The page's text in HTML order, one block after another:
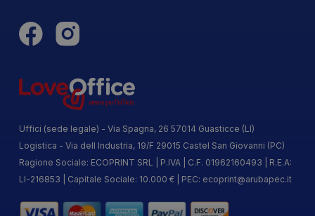
Uffici (sede legale) - Via Spagna, 26 57014 Guasticce (LI)
Logistica - Via dell Industria, 19/F 29015 Castel San Giovanni (PC)
Ragione Sociale: ECOPRINT SRL | P.IVA | C.F. 01962160493 | R.E.A:
LI-216853 | Capitale Sociale: 10.000 € | PEC: ecoprint@arubapec.it